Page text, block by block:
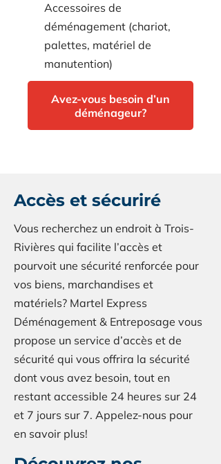
Accessoires de
déménagement (chariot,
palettes, matériel de
manutention)
Avez-vous besoin d’un
déménageur?
Accès et sécuriré
Vous recherchez un endroit à Trois-
Rivières qui facilite l’accès et
pourvoit une sécurité renforcée pour
vos biens, marchandises et
matériels? Martel Express
Déménagement & Entreposage vous
propose un service d’accès et de
sécurité qui vous offrira la sécurité
dont vous avez besoin, tout en
restant accessible 24 heures sur 24
et 7 jours sur 7. Appelez-nous pour
en savoir plus!